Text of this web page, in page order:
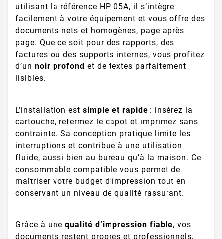
utilisant la référence HP 05A, il s’intègre
facilement à votre équipement et vous offre des
documents nets et homogènes, page après
page. Que ce soit pour des rapports, des
factures ou des supports internes, vous profitez
d’un noir profond et de textes parfaitement
lisibles.
L’installation est simple et rapide : insérez la
cartouche, refermez le capot et imprimez sans
contrainte. Sa conception pratique limite les
interruptions et contribue à une utilisation
fluide, aussi bien au bureau qu’à la maison. Ce
consommable compatible vous permet de
maîtriser votre budget d’impression tout en
conservant un niveau de qualité rassurant.
Grâce à une qualité d’impression fiable, vos
documents restent propres et professionnels,